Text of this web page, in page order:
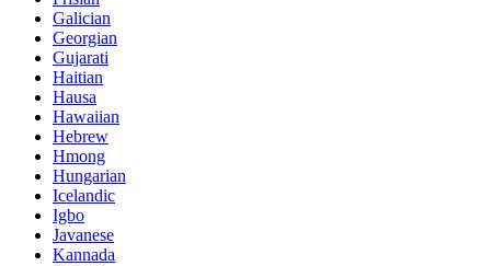
Galician
Georgian
Gujarati
Haitian
Hausa
Hawaiian
Hebrew
Hmong
Hungarian
Icelandic
Igbo
Javanese
Kannada